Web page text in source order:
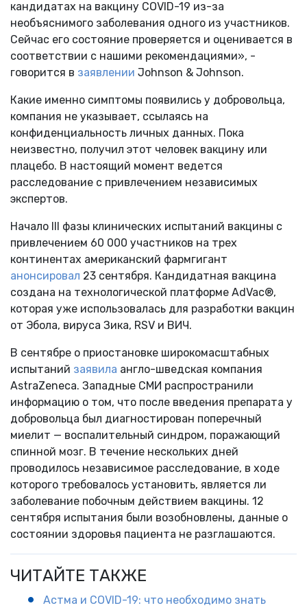
кандидатах на вакцину COVID-19 из-за
необъяснимого заболевания одного из участников.
Сейчас его состояние проверяется и оценивается в
соответствии с нашими рекомендациями», -
говорится в заявлении Johnson & Johnson.
Какие именно симптомы появились у добровольца,
компания не указывает, ссылаясь на
конфиденциальность личных данных. Пока
неизвестно, получил этот человек вакцину или
плацебо. В настоящий момент ведется
расследование с привлечением независимых
экспертов.
Начало III фазы клинических испытаний вакцины с
привлечением 60 000 участников на трех
континентах американский фармгигант
анонсировал 23 сентября. Кандидатная вакцина
создана на технологической платформе AdVac®,
которая уже использовалась для разработки вакцин
от Эбола, вируса Зика, RSV и ВИЧ.
В сентябре о приостановке широкомасштабных
испытаний заявила англо-шведская компания
AstraZeneca. Западные СМИ распространили
информацию о том, что после введения препарата у
добровольца был диагностирован поперечный
миелит — воспалительный синдром, поражающий
спинной мозг. В течение нескольких дней
проводилось независимое расследование, в ходе
которого требовалось установить, является ли
заболевание побочным действием вакцины. 12
сентября испытания были возобновлены, данные о
состоянии здоровья пациента не разглашаются.
ЧИТАЙТЕ ТАКЖЕ
Астма и COVID-19: что необходимо знать